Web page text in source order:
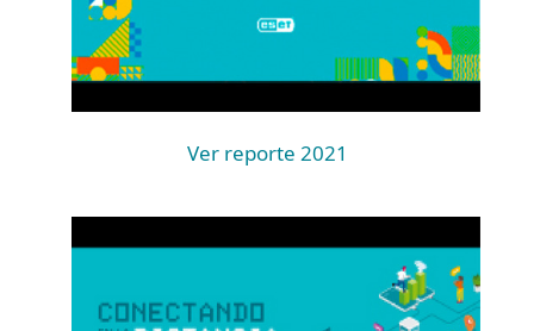
Ver reporte 2021